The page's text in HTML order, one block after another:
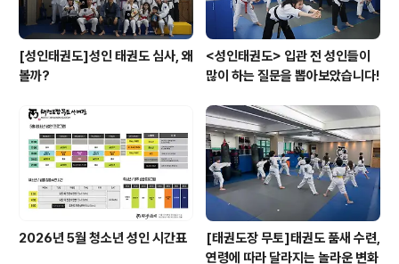
[성인태권도]성인 태권도 심사, 왜
볼까?
<성인태권도> 입관 전 성인들이
많이 하는 질문을 뽑아보았습니다!
2026년 5월 청소년 성인 시간표
[태권도장 무토]태권도 품새 수련,
연령에 따라 달라지는 놀라운 변화